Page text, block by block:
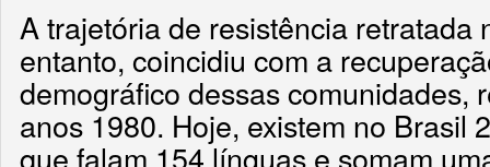
A trajetória de resistência retratada
entanto, coincidiu com a
demográfico dessas comunidades,
anos 1980. Hoje, existem no Brasil
que falam 154 línguas e somam